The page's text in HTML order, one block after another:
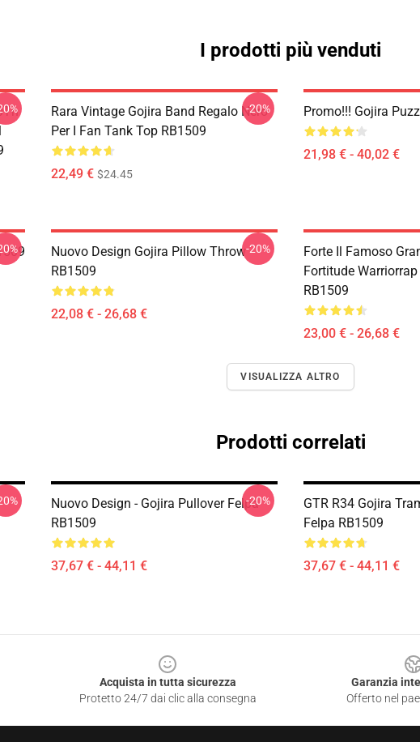
I prodotti più venduti
Rara Vintage Gojira Band Regalo Nero
Per I Fan Tank Top RB1509
22,49 € $24.45
-20% Promo!!! Gojira
21,98 € - 40,02 €
Nuovo Design Gojira Pillow Throw
RB1509
22,08 € - 26,68 €
-20%
Forte Il Famoso
Fortitude
RB1509
23,00 € - 26,68 €
VISUALIZZA ALTRO
Prodotti correlati
Nuovo Design - Gojira Pullover Felpa
RB1509
37,67 € - 44,11 €
-20%
GTR R34 Gojira
Felpa RB1509
37,67 € - 44,11 €
Acquista in tutta sicurezza
Protetto 24/7 dai clic alla consegna
Garanzia
Offerto nel